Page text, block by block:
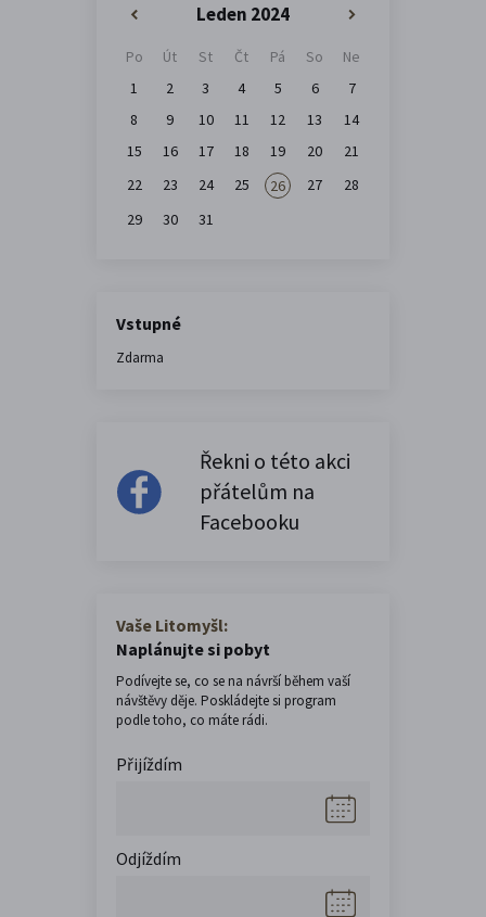
Leden 2024
Po Út St Čt Pá So
Ne
1
2 3 4 5 6
7
8
9 10 11 12 13
14
15
16 17 18 19 20
21
22
23 24 25 26 27
28
29
30 31
Vstupné
Zdarma
Řekni o této akci
přátelům na
Facebooku
Vaše Litomyšl:
Naplánujte si pobyt
Podívejte se, co se na návrší během vaší
návštěvy děje. Poskládejte si program
podle toho, co máte rádi.
Přijíždím
Odjíždím